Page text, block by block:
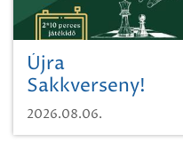
Újra
Sakkverseny!
2026.08.06.